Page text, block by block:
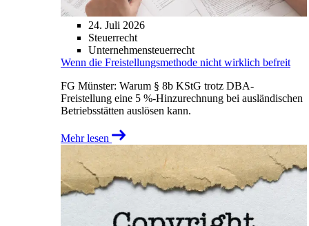
24. Juli 2026
Steuerrecht
Unternehmensteuerrecht
Wenn die Freistellungsmethode nicht wirklich befreit
FG Münster: Warum § 8b KStG trotz DBA-
Freistellung eine 5 %-Hinzurechnung bei ausländischen
Betriebsstätten auslösen kann.
Mehr lesen